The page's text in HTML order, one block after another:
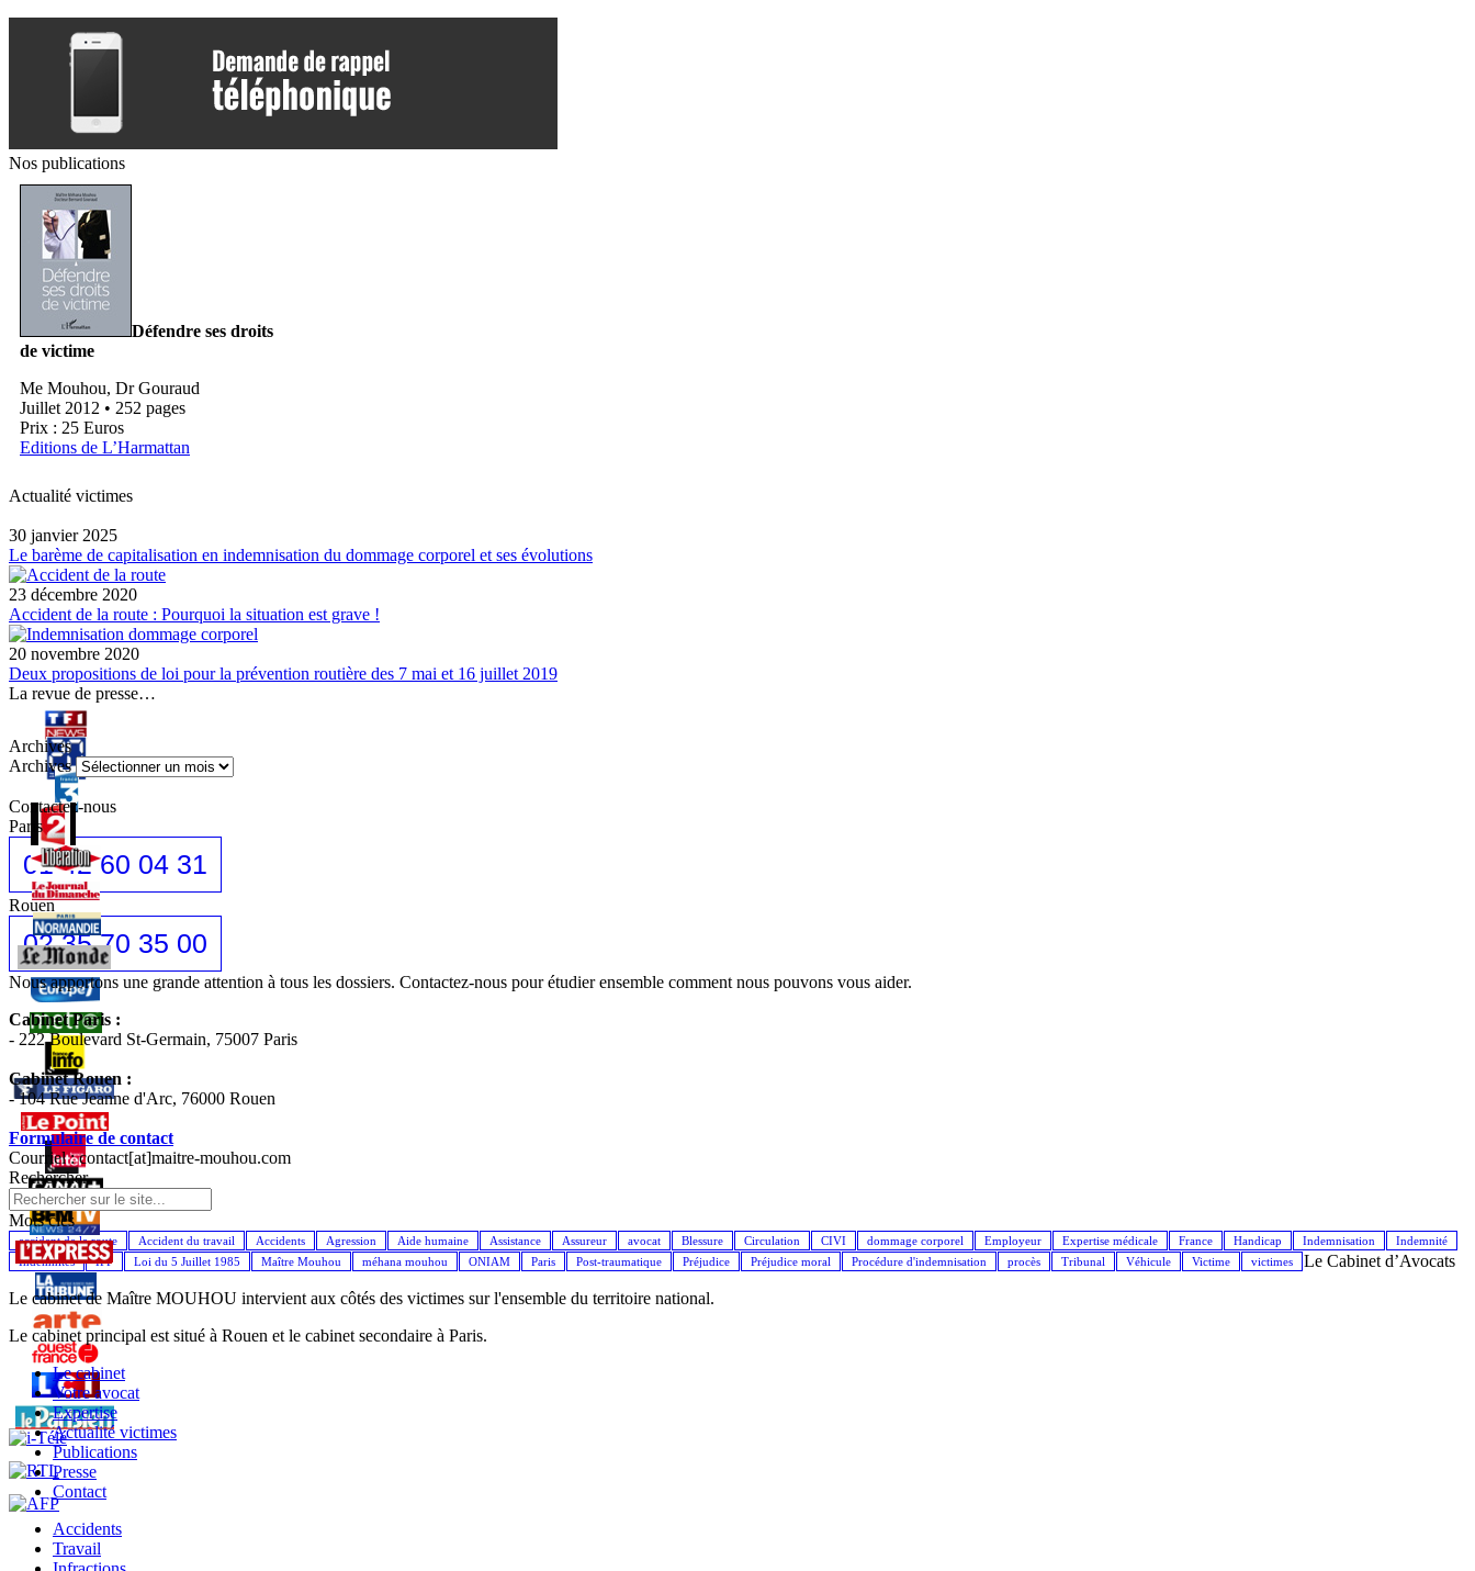
Nos publications
Défendre ses droits
de victime
Me Mouhou, Dr Gouraud
Juillet 2012 • 252 pages
Prix : 25 Euros
Editions de L’Harmattan
Actualité victimes
30 janvier 2025
Le barème de capitalisation en indemnisation du dommage corporel et ses évolutions
23 décembre 2020
Accident de la route : Pourquoi la situation est grave !
20 novembre 2020
Deux propositions de loi pour la prévention routière des 7 mai et 16 juillet 2019
La revue de presse…
Archives
Archives
Contactez-nous
Paris
01 42 60 04 31
Rouen
02 35 70 35 00
Nous apportons une grande attention à tous les dossiers. Contactez-nous pour étudier ensemble comment nous pouvons vous aider.
Cabinet Paris :
- 222 Boulevard St-Germain, 75007 Paris
Cabinet Rouen :
- 104 Rue Jeanne d'Arc, 76000 Rouen
Formulaire de contact
Courriel : contact[at]maitre-mouhou.com
Rechercher
Mots cles
accident de la route Accident du travail Accidents Agression Aide humaine Assistance Assureur avocat Blessure Circulation CIVI dommage corporel Employeur Expertise médicale France Handicap Indemnisation
Indemnité
Indemnités
IPP Loi du 5 Juillet 1985 Maître Mouhou méhana mouhou ONIAM Paris Post-traumatique Préjudice Préjudice moral Procédure d'indemnisation procès Tribunal Véhicule Victime victimes
Le Cabinet d’Avocats
Le cabinet de Maître MOUHOU intervient aux côtés des victimes sur l'ensemble du territoire national.
Le cabinet principal est situé à Rouen et le cabinet secondaire à Paris.
Le cabinet
Votre avocat
Expertise
Actualité victimes
Publications
Presse
Contact
Accidents
Travail